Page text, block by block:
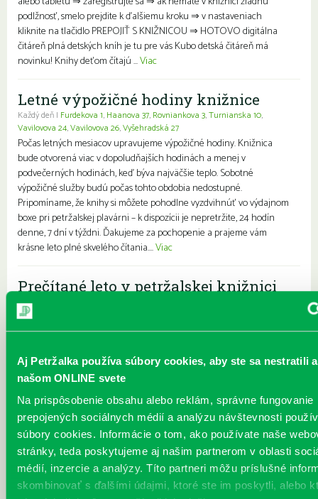
Aj Petržalka používa súbory cookies, aby ste sa nestratili
našom ONLINE svete
Na prispôsobenie obsahu alebo reklám, správne fungovanie
prepojených sociálnych médií a analýzu návštevnosti
súbory cookies. Informácie o tom, ako používate naše
stránky, teda poskytujeme aj našim partnerom v oblasti
médií, inzercie a analýzy. Títo partneri môžu príslušné
skombinovať s ďalšími údajmi, ktoré ste im poskytli, alebo
podlžnosť, smelo prejdite k ďalšiemu kroku ⇒ v nastaveniach
kliknite na tlačidlo PREPOJIŤ S KNIŽNICOU ⇒ HOTOVO digitálna
čitáreň plná detských kníh je tu pre vás Kubo detská čitáreň má
novinku! Knihy deťom čítajú ...Viac
Letné výpožičné hodiny knižnice
Každý deň | Furdekova 1, Haanova 37, Rovniankova 3,Turnianska 10,
Vavilovova 24,Vavilovova 26,Vyšehradská 27
Počas letných mesiacov upravujeme výpožičné hodiny. Knižnica
bude otvorená viac v dopoludňajších hodinách a menej v
podvečerných hodinách, keď býva najväčšie teplo. Sobotné
výpožičné služby budú počas tohto obdobia nedostupné.
Pripomíname, že knihy si môžete pohodlne vyzdvihnúť vo výdajnom
boxe pri petržalskej plavárni – k dispozícii je nepretržite, 24 hodín
denne, 7 dní v týždni. Ďakujeme za pochopenie a prajeme vám
krásne leto plné skvelého čítania....Viac
Prečítané leto v petržalskej knižnici
Každý deň |
Pre deti
Prečítané leto je celoslovenský projekt, ktorý spája skvelé knihy s
pobočkách si knihovníčky a knihovníci pripravili bohatý sprievodný
program zážitkové čítania, hry, súťaže, tvorivé dielničky, kvízy aj
nasmerovať deti k čítaniu, aby počas prázdnin nestratili záujem o
príbehy, písané slovo a rozvíjanie svojich zručností. Brožúrku k
tohtoročnému Prečítanému letu s...Viac
Leto v knižnici, knižné burzy aj
dotyk architektúry